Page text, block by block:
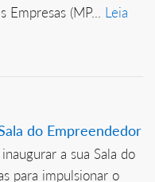
(MP... Leia
do Empreendedor
a sua Sala do
para impulsionar o